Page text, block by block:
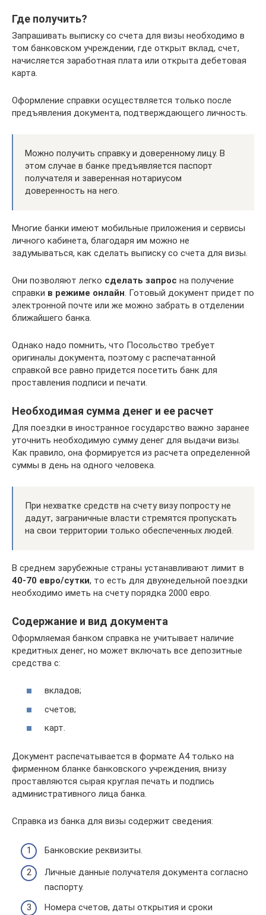
Где получить?
Запрашивать выписку со счета для визы необходимо в
том банковском учреждении, где открыт вклад, счет,
начисляется заработная плата или открыта дебетовая
карта.
Оформление справки осуществляется только после
предъявления документа, подтверждающего личность.
Можно получить справку и доверенному лицу. В
этом случае в банке предъявляется паспорт
получателя и заверенная нотариусом
доверенность на него.
Многие банки имеют мобильные приложения и сервисы
личного кабинета, благодаря им можно не
задумываться, как сделать выписку со счета для визы.
Они позволяют легко сделать запрос на получение
справки в режиме онлайн. Готовый документ придет по
электронной почте или же можно забрать в отделении
ближайшего банка.
Однако надо помнить, что Посольство требует
оригиналы документа, поэтому с распечатанной
справкой все равно придется посетить банк для
проставления подписи и печати.
Необходимая сумма денег и ее расчет
Для поездки в иностранное государство важно заранее
уточнить необходимую сумму денег для выдачи визы.
Как правило, она формируется из расчета определенной
суммы в день на одного человека.
При нехватке средств на счету визу попросту не
дадут, заграничные власти стремятся пропускать
на свои территории только обеспеченных людей.
В среднем зарубежные страны устанавливают лимит в
40-70 евро/сутки, то есть для двухнедельной поездки
необходимо иметь на счету порядка 2000 евро.
Содержание и вид документа
Оформляемая банком справка не учитывает наличие
кредитных денег, но может включать все депозитные
средства с:
вкладов;
счетов;
карт.
Документ распечатывается в формате А4 только на
фирменном бланке банковского учреждения, внизу
проставляются сырая круглая печать и подпись
административного лица банка.
Справка из банка для визы содержит сведения:
Банковские реквизиты.
Личные данные получателя документа согласно
паспорту.
Номера счетов, даты открытия и сроки